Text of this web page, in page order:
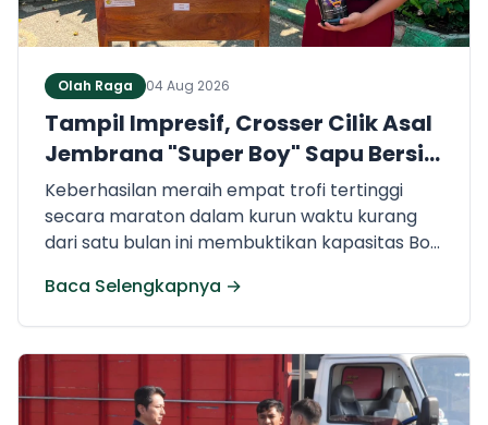
Olah Raga 04 Aug 2026
Tampil Impresif, Crosser Cilik Asal
Jembrana "Super Boy" Sapu Bersih
4 Gelar Juara Motocross 50cc di
Jawa
Keberhasilan meraih empat trofi tertinggi
secara maraton dalam kurun waktu kurang
dari satu bulan ini membuktikan kapasitas Boy
muda paling potensial yang dimiliki Jembrana
di kancah motocross nasional
Baca Selengkapnya →